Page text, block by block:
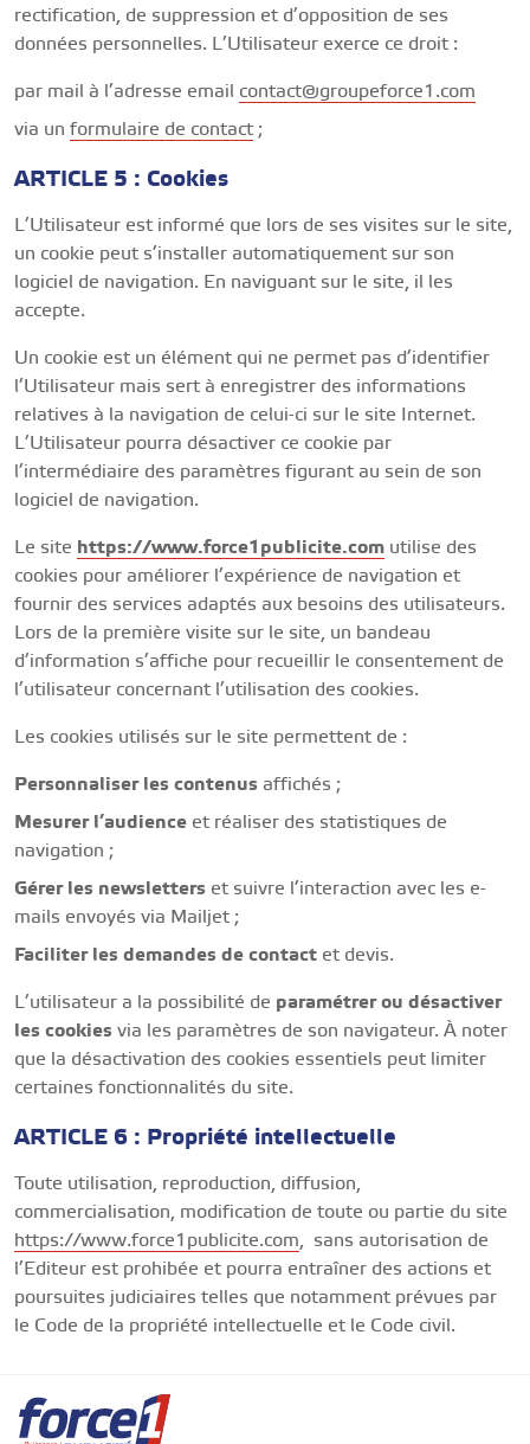
rectification, de suppression et d’opposition de ses
données personnelles. L’Utilisateur exerce ce droit :
par mail à l’adresse email contact@groupeforce1.com
via un formulaire de contact ;
ARTICLE 5 : Cookies
L’Utilisateur est informé que lors de ses visites sur le site,
un cookie peut s’installer automatiquement sur son
logiciel de navigation. En naviguant sur le site, il les
accepte.
Un cookie est un élément qui ne permet pas d’identifier
l’Utilisateur mais sert à enregistrer des informations
relatives à la navigation de celui-ci sur le site Internet.
L’Utilisateur pourra désactiver ce cookie par
l’intermédiaire des paramètres figurant au sein de son
logiciel de navigation.
Le site https://www.force1publicite.com utilise des
cookies pour améliorer l’expérience de navigation et
fournir des services adaptés aux besoins des utilisateurs.
Lors de la première visite sur le site, un bandeau
d’information s’affiche pour recueillir le consentement de
l’utilisateur concernant l’utilisation des cookies.
Les cookies utilisés sur le site permettent de :
Personnaliser les contenus affichés ;
Mesurer l’audience et réaliser des statistiques de
navigation ;
Gérer les newsletters et suivre l’interaction avec les e-
mails envoyés via Mailjet ;
Faciliter les demandes de contact et devis.
L’utilisateur a la possibilité de paramétrer ou désactiver
les cookies via les paramètres de son navigateur. À noter
que la désactivation des cookies essentiels peut limiter
certaines fonctionnalités du site.
ARTICLE 6 : Propriété intellectuelle
Toute utilisation, reproduction, diffusion,
commercialisation, modification de toute ou partie du site
https://www.force1publicite.com, sans autorisation de
l’Editeur est prohibée et pourra entraîner des actions et
poursuites judiciaires telles que notamment prévues par
le Code de la propriété intellectuelle et le Code civil.